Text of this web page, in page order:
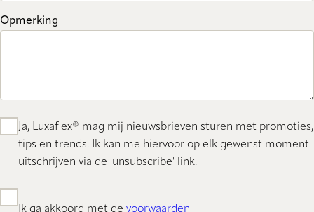
Opmerking
Ja, Luxaflex® mag mij nieuwsbrieven sturen met promoties,
tips en trends. Ik kan me hiervoor op elk gewenst moment
uitschrijven via de 'unsubscribe' link.
Ik ga akkoord met de voorwaarden